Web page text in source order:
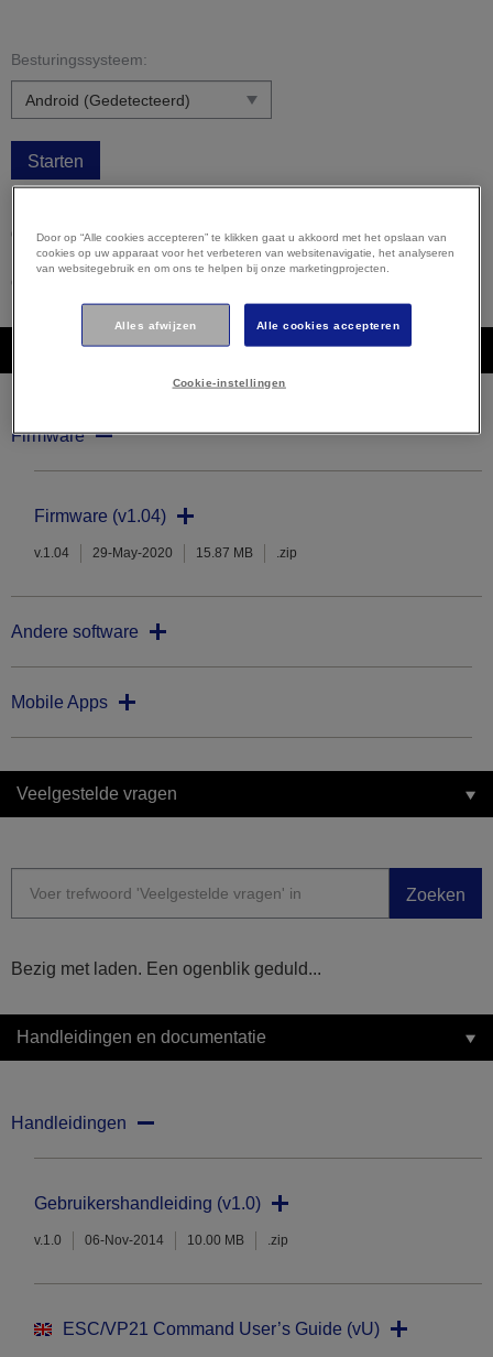
Besturingssysteem:
Starten
gedetecteerd. Het is belangrijk dat u uw besturingssysteem
hierboven handmatig selecteert om ervoor te zorgen dat u
compatibele content bekijkt.
Downloads
Firmware
Firmware (v1.04)
v.1.04 29-May-2020 15.87 MB .zip
Andere software
Mobile Apps
Veelgestelde vragen
Zoeken
Bezig met laden. Een ogenblik geduld...
Handleidingen en documentatie
Handleidingen
Gebruikershandleiding (v1.0)
v.1.0 06-Nov-2014 10.00 MB .zip
ESC/VP21 Command User’s Guide (vU)
Door op “Alle cookies accepteren” te klikken gaat u akkoord met het opslaan van
cookies op uw apparaat voor het verbeteren van websitenavigatie, het analyseren
van websitegebruik en om ons te helpen bij onze marketingprojecten.
Alles afwijzen Alle cookies accepteren
Cookie-instellingen